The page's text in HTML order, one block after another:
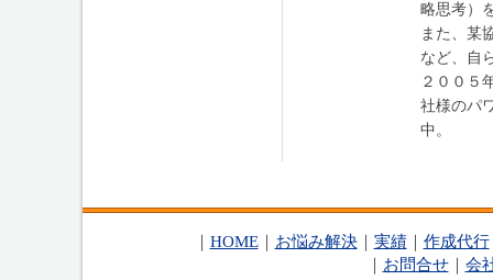
略思考）
また、某
など、自
２００５
社様のパ
中。
｜ HOME｜ お悩み解決｜ 実績｜ 作成代行
｜ お問合せ｜ 会